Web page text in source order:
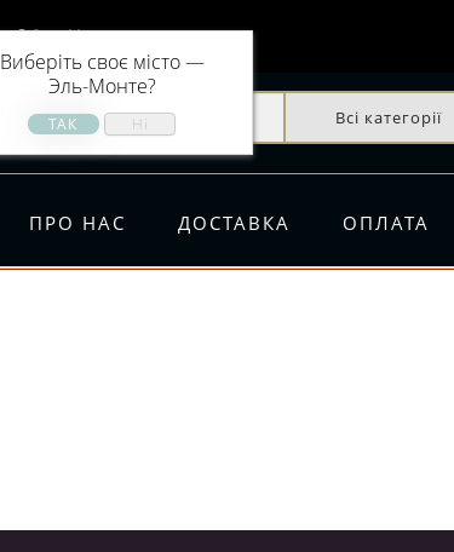
Эль-Монте
Виберіть своє місто —
Эль-Монте?
Всі категорії
ПРО НАС ДОСТАВКА ОПЛАТА